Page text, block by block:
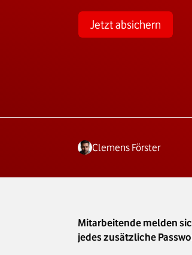
Jetzt absichern
Clemens Förster
Mitarbeitende melden
jedes zusätzliche